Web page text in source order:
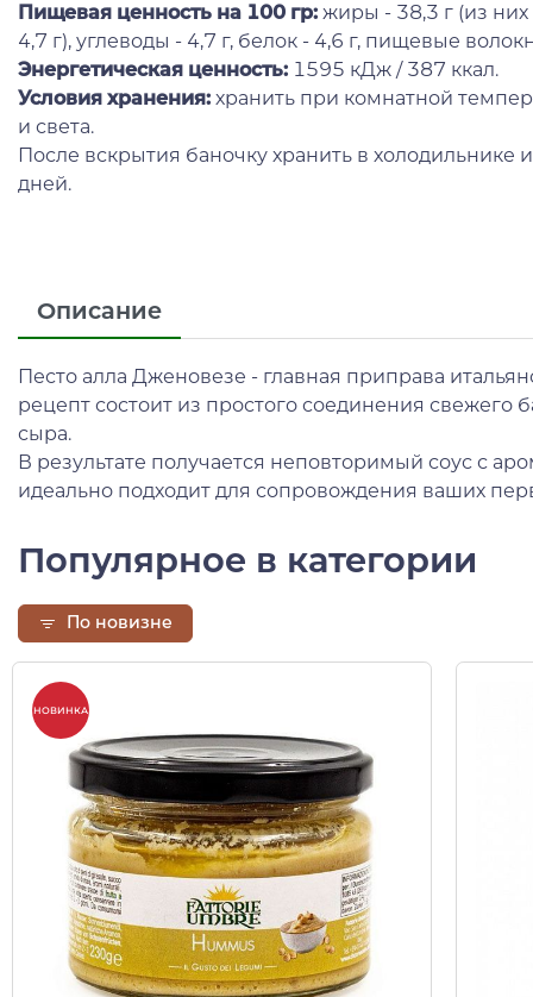
Пищевая ценность на 100 гр: жиры - 38,3 г (из
4,7 г), углеводы - 4,7 г, белок - 4,6 г, пищевые
Энергетическая ценность: 1595 кДж / 387 ккал.
Условия хранения: хранить при комнатной
и света.
После вскрытия баночку хранить в холодильнике
дней.
Описание
Песто алла Дженовезе - главная приправа
рецепт состоит из простого соединения свежего
сыра.
В результате получается неповторимый соус с
идеально подходит для сопровождения ваших
Популярное в категории
По новизне
НОВИНКА